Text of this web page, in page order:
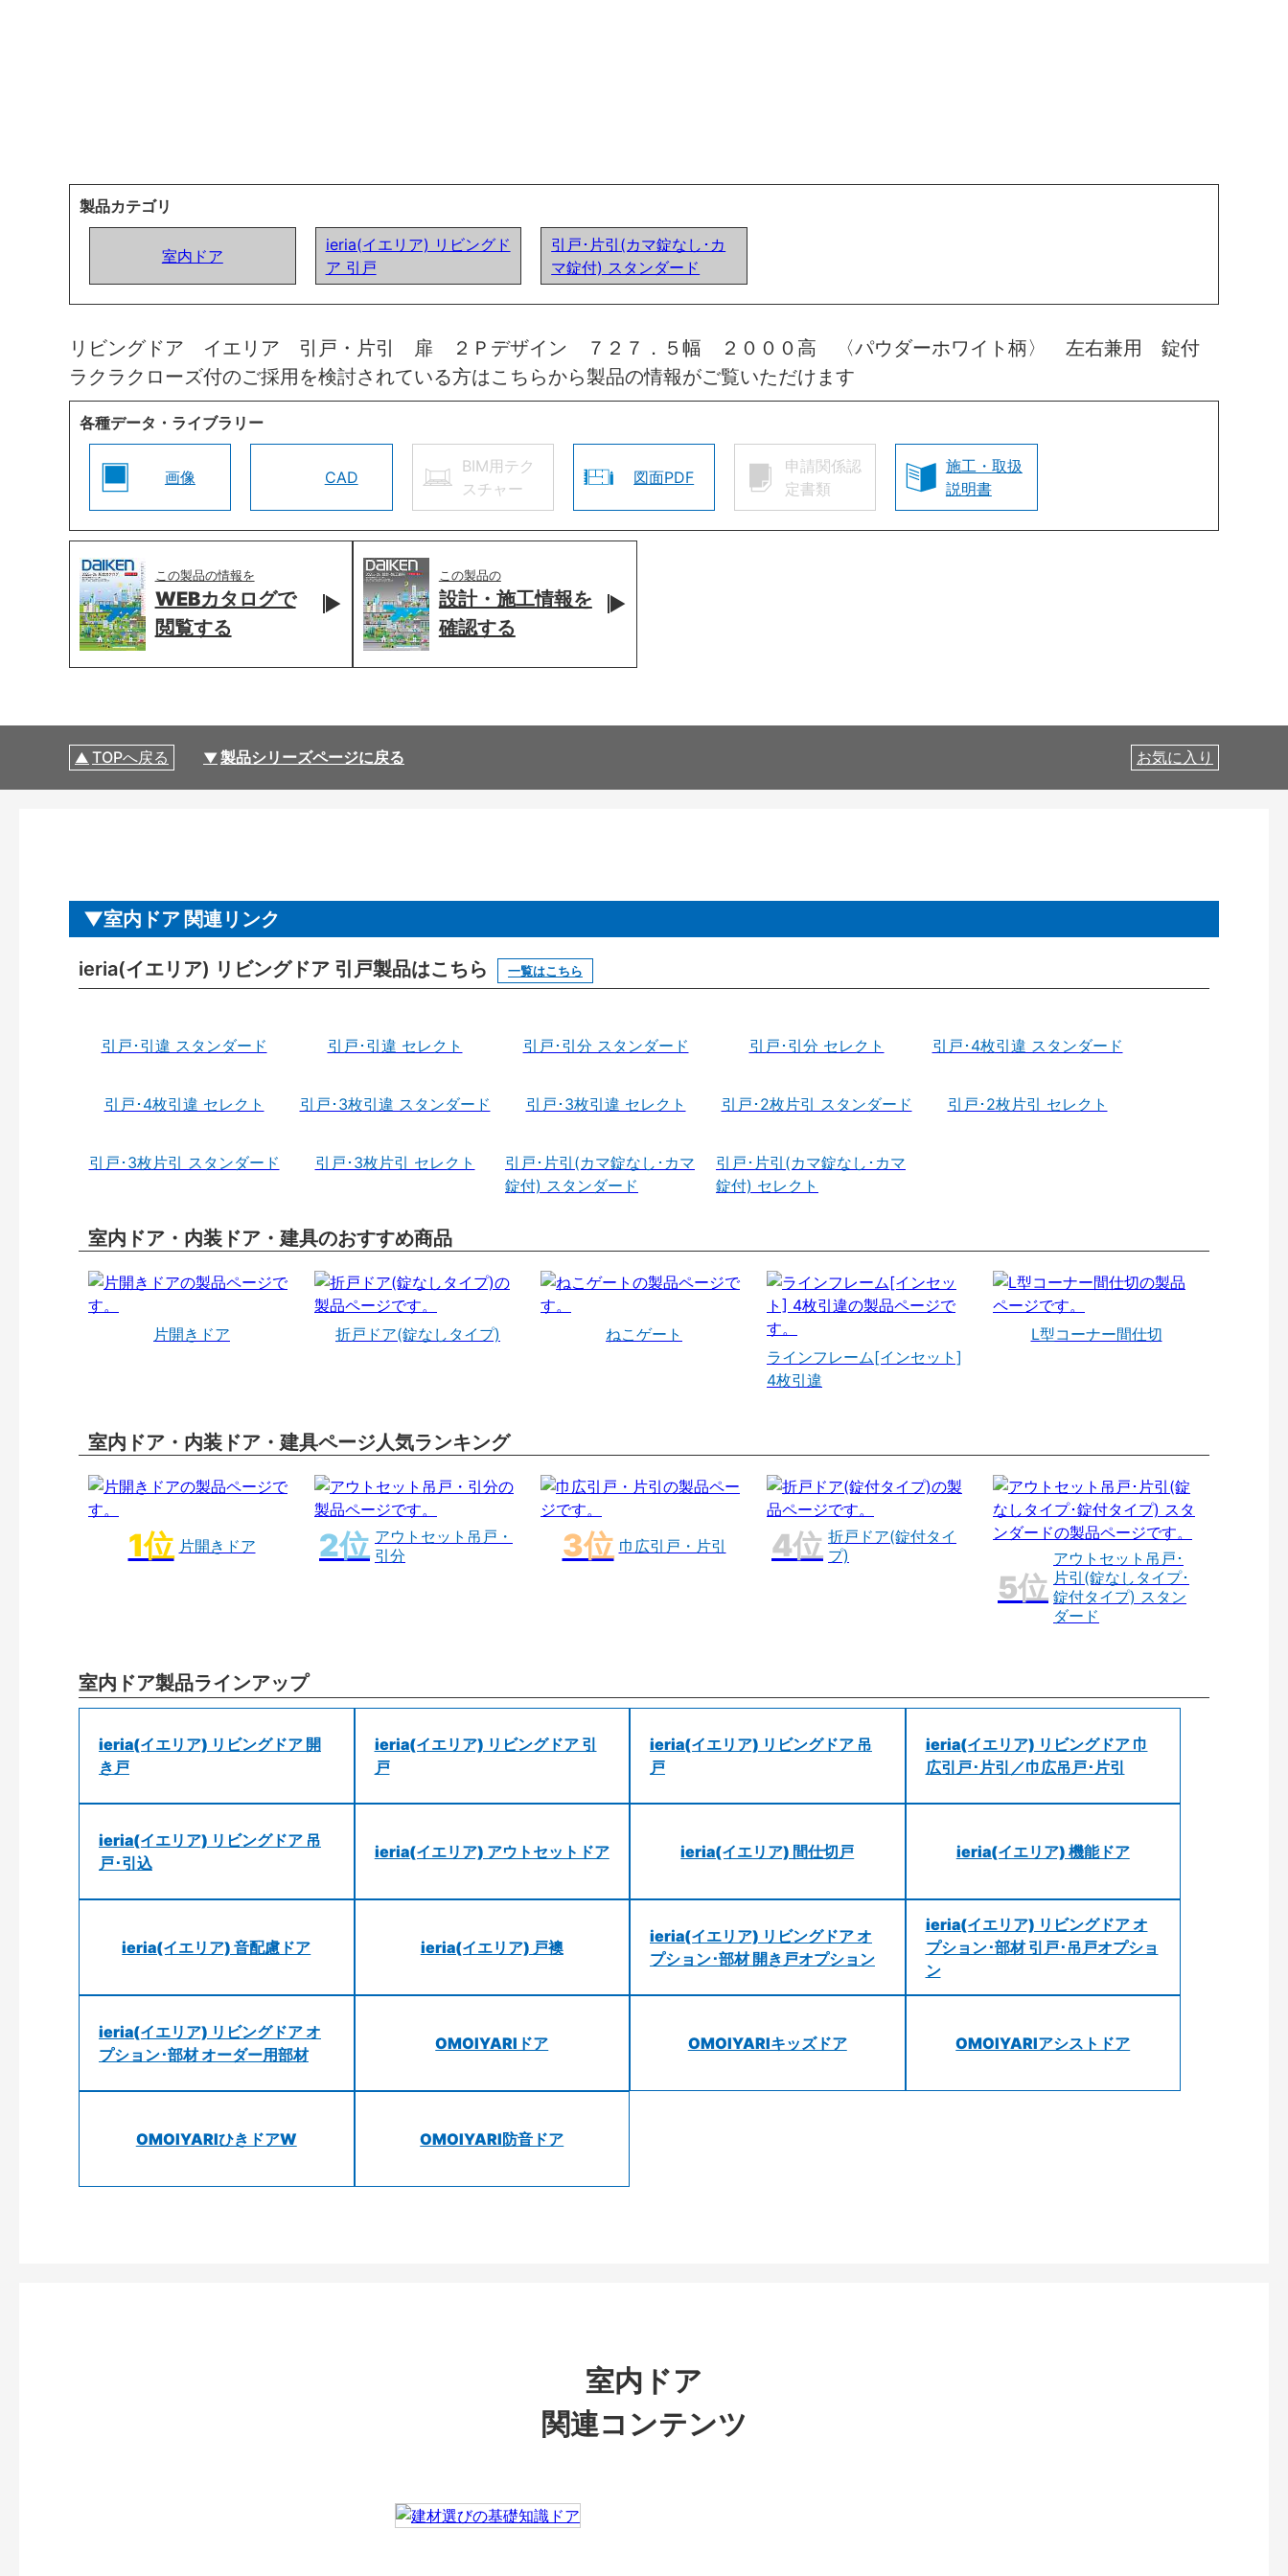
製品カテゴリ
室内ドア
ieria(イエリア) リビングド
ア 引戸
引戸･片引(カマ錠なし･カ
マ錠付) スタンダード
リビングドア イエリア 引戸・片引 扉 ２Ｐデザイン ７２７．５幅 ２０００高 〈パウダーホワイト柄〉 左右兼用 錠付
ラクラクローズ付のご採用を検討されている方はこちらから製品の情報がご覧いただけます
各種データ・ライブラリー
画像 CAD
BIM用テク
スチャー
図面PDF
申請関係認
定書類
施工・取扱
説明書
この製品の情報を
WEBカタログで
閲覧する
この製品の
設計・施工情報を
確認する
TOPへ戻る 製品シリーズページに戻る お気に入り
室内ドア 関連リンク
ieria(イエリア) リビングドア 引戸製品はこちら 一覧はこちら
引戸･引違 スタンダード 引戸･引違 セレクト 引戸･引分 スタンダード 引戸･引分 セレクト 引戸･4枚引違 スタンダード
引戸･4枚引違 セレクト 引戸･3枚引違 スタンダード 引戸･3枚引違 セレクト 引戸･2枚片引 スタンダード 引戸･2枚片引 セレクト
引戸･3枚片引 スタンダード 引戸･3枚片引 セレクト
引戸･片引(カマ錠なし･カマ
錠付) スタンダード
引戸･片引(カマ錠なし･カマ
錠付) セレクト
室内ドア・内装ドア・建具のおすすめ商品
片開きドア 折戸ドア(錠なしタイプ)
ねこゲート
ラインフレーム[インセット]
4枚引違
L型コーナー間仕切
室内ドア・内装ドア・建具ページ人気ランキング
片開きドア
アウトセット吊戸・
引分
巾広引戸・片引
折戸ドア(錠付タイ
プ)
アウトセット吊戸･
片引(錠なしタイプ･
錠付タイプ) スタン
ダード
室内ドア製品ラインアップ
ieria(イエリア) リビングドア 開
き戸
ieria(イエリア) リビングドア 引
戸
ieria(イエリア) リビングドア 吊
戸
ieria(イエリア) リビングドア 巾
広引戸･片引／巾広吊戸･片引
ieria(イエリア) リビングドア 吊
戸･引込
ieria(イエリア) アウトセットドア ieria(イエリア) 間仕切戸 ieria(イエリア) 機能ドア
ieria(イエリア) 音配慮ドア ieria(イエリア) 戸襖
ieria(イエリア) リビングドア オ
プション･部材 開き戸オプション
ieria(イエリア) リビングドア オ
プション･部材 引戸･吊戸オプショ
ン
ieria(イエリア) リビングドア オ
プション･部材 オーダー用部材
OMOIYARIドア OMOIYARIキッズドア OMOIYARIアシストドア
OMOIYARIひきドアW OMOIYARI防音ドア
室内ドア
関連コンテンツ